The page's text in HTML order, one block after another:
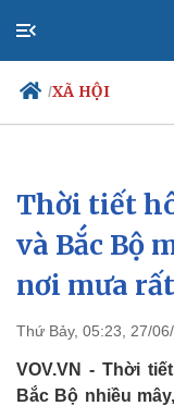
/XÃ HỘI
Chính trị
Đảng
Tổ chức nhân sự
Quốc hội
Thời tiết
và Bắc Bộ
nơi mưa
Thứ Bảy, 05:23, 27/
VOV.VN - Thời
Bắc Bộ nhiều